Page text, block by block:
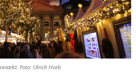
Foto: Ulrich Horb